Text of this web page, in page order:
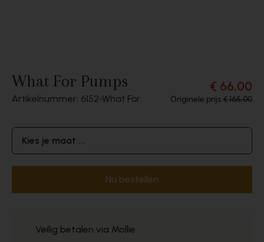
What For Pumps
Artikelnummer: 6152 What For
€ 66,00
Originele prijs€ 165,00
Kies je maat ...
Nu bestellen
Veilig betalen via Mollie